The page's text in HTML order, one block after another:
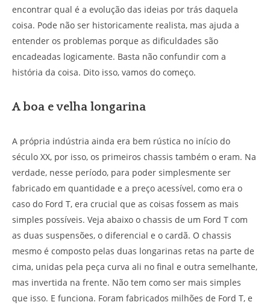
encontrar qual é a evolução das ideias por trás daquela
coisa. Pode não ser historicamente realista, mas ajuda a
entender os problemas porque as dificuldades são
encadeadas logicamente. Basta não confundir com a
história da coisa. Dito isso, vamos do começo.
A boa e velha longarina
A própria indústria ainda era bem rústica no início do
século XX, por isso, os primeiros chassis também o eram. Na
verdade, nesse período, para poder simplesmente ser
fabricado em quantidade e a preço acessível, como era o
caso do Ford T, era crucial que as coisas fossem as mais
simples possíveis. Veja abaixo o chassis de um Ford T com
as duas suspensões, o diferencial e o cardã. O chassis
mesmo é composto pelas duas longarinas retas na parte de
cima, unidas pela peça curva ali no final e outra semelhante,
mas invertida na frente. Não tem como ser mais simples
que isso. E funciona. Foram fabricados milhões de Ford T, e